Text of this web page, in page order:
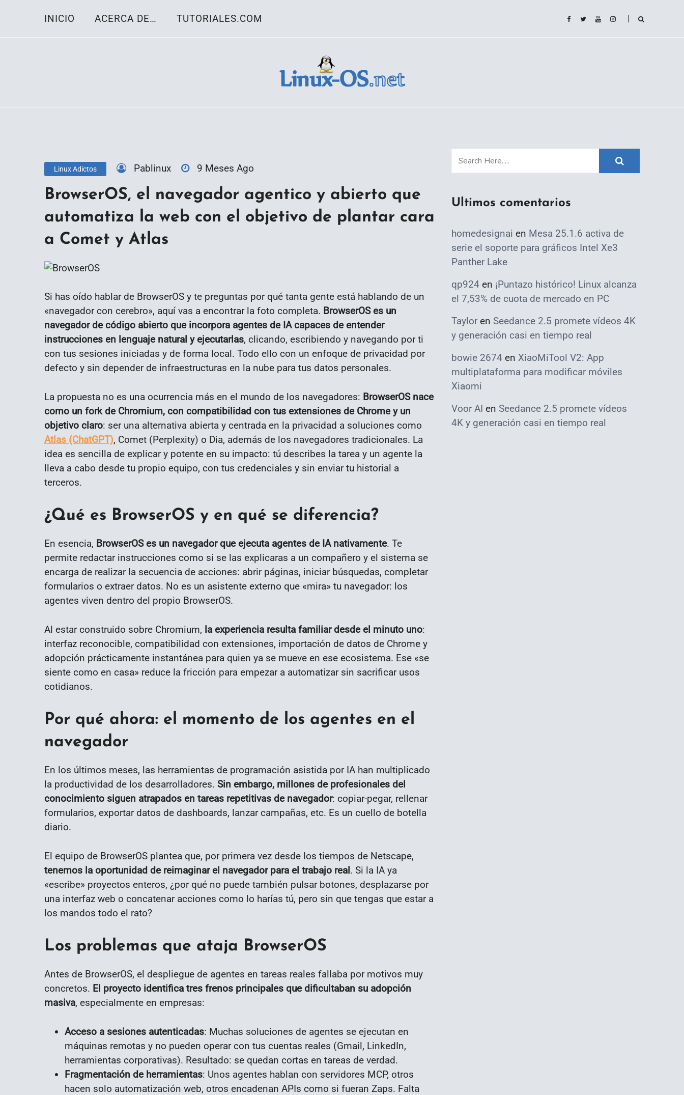
INICIO ACERCA DE… TUTORIALES.COM
Linux Adictos Pablinux 9 Meses Ago
BrowserOS, el navegador agentico y abierto que
automatiza la web con el objetivo de plantar cara
a Comet y Atlas
Si has oído hablar de BrowserOS y te preguntas por qué tanta gente está hablando de un
«navegador con cerebro», aquí vas a encontrar la foto completa. BrowserOS es un
navegador de código abierto que incorpora agentes de IA capaces de entender
instrucciones en lenguaje natural y ejecutarlas, clicando, escribiendo y navegando por ti
con tus sesiones iniciadas y de forma local. Todo ello con un enfoque de privacidad por
defecto y sin depender de infraestructuras en la nube para tus datos personales.
La propuesta no es una ocurrencia más en el mundo de los navegadores: BrowserOS nace
como un fork de Chromium, con compatibilidad con tus extensiones de Chrome y un
objetivo claro: ser una alternativa abierta y centrada en la privacidad a soluciones como
Atlas (ChatGPT), Comet (Perplexity) o Dia, además de los navegadores tradicionales. La
idea es sencilla de explicar y potente en su impacto: tú describes la tarea y un agente la
lleva a cabo desde tu propio equipo, con tus credenciales y sin enviar tu historial a
terceros.
¿Qué es BrowserOS y en qué se diferencia?
En esencia, BrowserOS es un navegador que ejecuta agentes de IA nativamente. Te
permite redactar instrucciones como si se las explicaras a un compañero y el sistema se
encarga de realizar la secuencia de acciones: abrir páginas, iniciar búsquedas, completar
formularios o extraer datos. No es un asistente externo que «mira» tu navegador: los
agentes viven dentro del propio BrowserOS.
Al estar construido sobre Chromium, la experiencia resulta familiar desde el minuto uno:
interfaz reconocible, compatibilidad con extensiones, importación de datos de Chrome y
adopción prácticamente instantánea para quien ya se mueve en ese ecosistema. Ese «se
siente como en casa» reduce la fricción para empezar a automatizar sin sacrificar usos
cotidianos.
Por qué ahora: el momento de los agentes en el
navegador
En los últimos meses, las herramientas de programación asistida por IA han multiplicado
la productividad de los desarrolladores. Sin embargo, millones de profesionales del
conocimiento siguen atrapados en tareas repetitivas de navegador: copiar-pegar, rellenar
formularios, exportar datos de dashboards, lanzar campañas, etc. Es un cuello de botella
diario.
El equipo de BrowserOS plantea que, por primera vez desde los tiempos de Netscape,
tenemos la oportunidad de reimaginar el navegador para el trabajo real. Si la IA ya
«escribe» proyectos enteros, ¿por qué no puede también pulsar botones, desplazarse por
una interfaz web o concatenar acciones como lo harías tú, pero sin que tengas que estar a
los mandos todo el rato?
Los problemas que ataja BrowserOS
Antes de BrowserOS, el despliegue de agentes en tareas reales fallaba por motivos muy
concretos. El proyecto identifica tres frenos principales que dificultaban su adopción
masiva, especialmente en empresas:
Acceso a sesiones autenticadas: Muchas soluciones de agentes se ejecutan en
máquinas remotas y no pueden operar con tus cuentas reales (Gmail, LinkedIn,
herramientas corporativas). Resultado: se quedan cortas en tareas de verdad.
Fragmentación de herramientas: Unos agentes hablan con servidores MCP, otros
hacen solo automatización web, otros encadenan APIs como si fueran Zaps. Falta
Ultimos comentarios
homedesignai en Mesa 25.1.6 activa de
serie el soporte para gráficos Intel Xe3
Panther Lake
qp924 en ¡Puntazo histórico! Linux alcanza
el 7,53% de cuota de mercado en PC
Taylor en Seedance 2.5 promete vídeos 4K
y generación casi en tiempo real
bowie 2674 en XiaoMiTool V2: App
multiplataforma para modificar móviles
Xiaomi
Voor AI en Seedance 2.5 promete vídeos
4K y generación casi en tiempo real